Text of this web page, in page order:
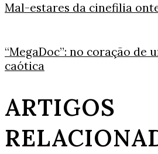
Mal-estares da cinefilia
“MegaDoc”: no coração de
caótica
ARTIGOS